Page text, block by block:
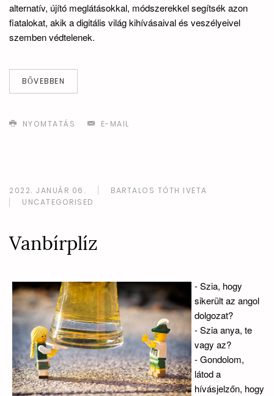
alternatív, újító meglátásokkal, módszerekkel segítsék azon
fiatalokat, akik a digitális világ kihívásaival és veszélyeivel
szemben védtelenek.
BŐVEBBEN
NYOMTATÁS E-MAIL
2022. JANUÁR 06.
BARTALOS TÓTH IVETA
UNCATEGORISED
Vanbírplíz
- Szia, hogy
sikerült az angol
dolgozat?
- Szia anya, te
vagy az?
- Gondolom,
látod a
hívásjelzőn, hogy